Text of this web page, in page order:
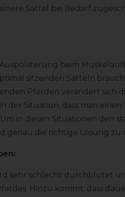
Sättel bei Bedarf
beim
sitzenden Sätteln
Pferden verändert sich
der Situation, dass man
in diesen Situationen den
genau die richtige Lösung zu
sehr schlecht durchblutet
Hinzu kommt, dass